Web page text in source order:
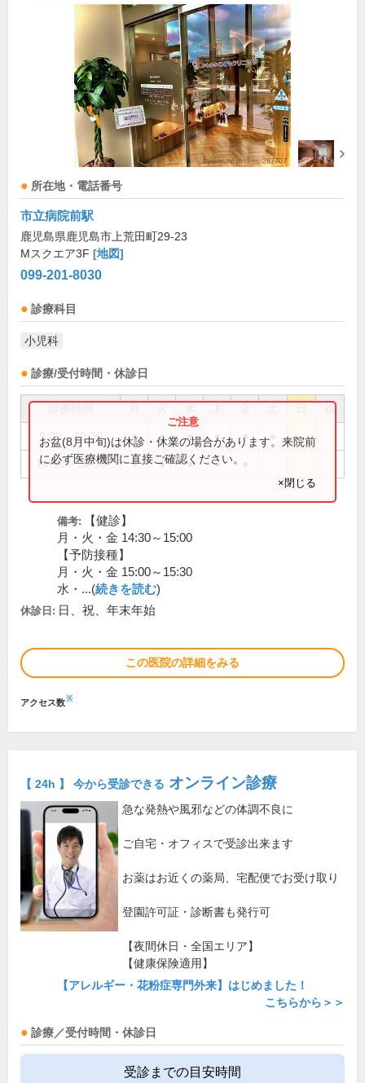
所在地・電話番号
市立病院前駅
鹿児島県鹿児島市上荒田町29-23
Mスクエア3F [地図]
099-201-8030
診療科目
小児科
診療/受付時間・休診日
祝
9:00～12:30 ● ● ● ● ●
14:30～18:00 ● ● ● ●
お盆(8月中旬)は休診・休業の場合があります。来院前
に必ず医療機関に直接ご確認ください。
×閉じる
備考:
【健診】
月・火・金 14:30～15:00
【予防接種】
月・火・金 15:00～15:30
水・...(続きを読む)
休診日: 日、祝、年末年始
この医院の詳細をみる
アクセス数※
【 24h 】 今から受診できる オンライン診療
急な発熱や風邪などの体調不良に
ご自宅・オフィスで受診出来ます
お薬はお近くの薬局、宅配便でお受け取り
登園許可証・診断書も発行可
【夜間休日・全国エリア】
【健康保険適用】
【アレルギー・花粉症専門外来】はじめました！
こちらから＞＞
診療／受付時間・休診日
受診までの目安時間